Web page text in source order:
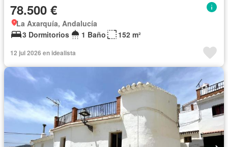
78.500 €
La Axarquía, Andalucía
3 Dormitorios
1 Baño 152 m²
12 jul 2026 en idealista